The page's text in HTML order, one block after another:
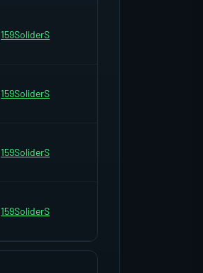
159SoliderS
159SoliderS
159SoliderS
159SoliderS